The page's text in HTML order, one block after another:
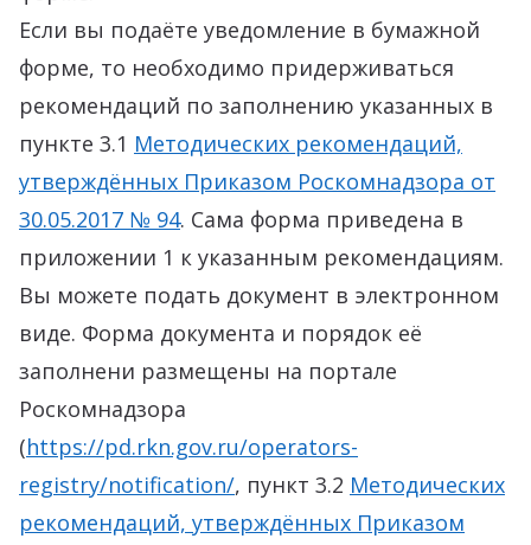
Если вы подаёте уведомление в бумажной
форме, то необходимо придерживаться
рекомендаций по заполнению указанных в
пункте 3.1 Методических рекомендаций,
утверждённых Приказом Роскомнадзора от
30.05.2017 № 94. Сама форма приведена в
приложении 1 к указанным рекомендациям.
Вы можете подать документ в электронном
виде. Форма документа и порядок её
заполнени размещены на портале
Роскомнадзора
(https://pd.rkn.gov.ru/operators-
registry/notification/, пункт 3.2 Методических
рекомендаций, утверждённых Приказом